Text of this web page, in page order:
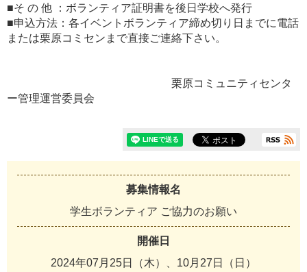
■そ の 他 ：ボランティア証明書を後日学校へ発行
■申込方法：各イベントボランティア締め切り日までに電話
または栗原コミセンまで直接ご連絡下さい。
栗原コミュニティセンタ
ー管理運営委員会
募集情報名
学生ボランティア ご協力のお願い
開催日
2024年07月25日（木）、10月27日（日）